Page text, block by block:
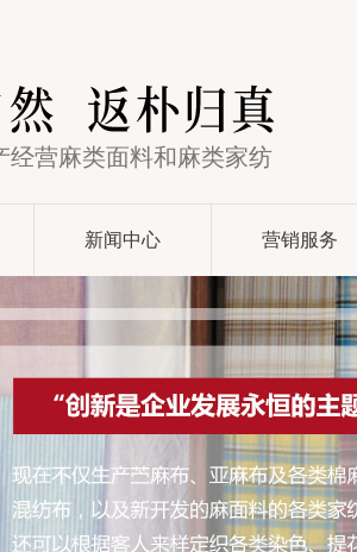
经营麻类面料和麻类家纺
新闻中心 营销服务